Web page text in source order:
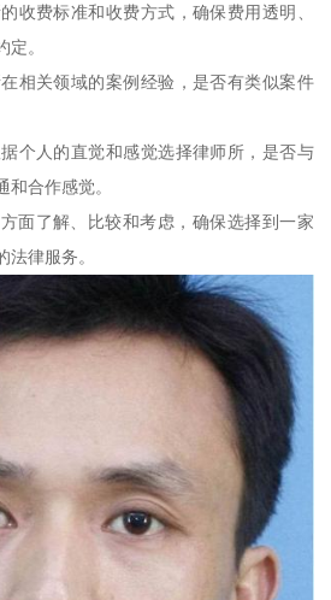
收费标准和收费方式，确保费用透明、
。
相关领域的案例经验，是否有类似案件
个人的直觉和感觉选择律师所，是否与
合作感觉。
面了解、比较和考虑，确保选择到一家
律服务。